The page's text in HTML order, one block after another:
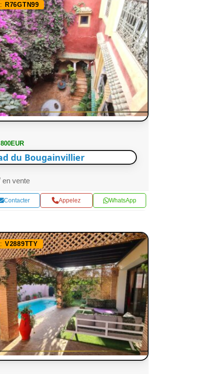
R76GTN99
du Bougainvillier
en vente
Contacter Appelez WhatsApp
V2889TTY